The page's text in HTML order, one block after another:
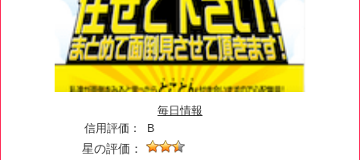
毎日情報
信用評価：
B
星の評価：